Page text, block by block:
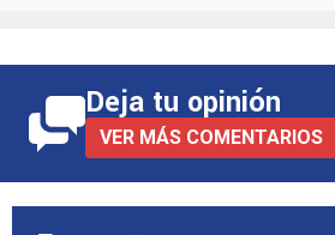
Deja tu opinión
VER MÁS COMENTARIOS